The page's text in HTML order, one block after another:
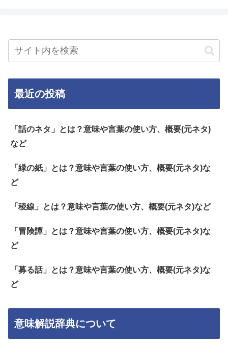
最近の投稿
「話のネタ」とは？意味や言葉の使い方、概要(元ネタ)
など
「緑の紙」とは？意味や言葉の使い方、概要(元ネタ)な
ど
「稜線」とは？意味や言葉の使い方、概要(元ネタ)など
「冒険譚」とは？意味や言葉の使い方、概要(元ネタ)な
ど
「募る話」とは？意味や言葉の使い方、概要(元ネタ)な
ど
意味解説辞典について